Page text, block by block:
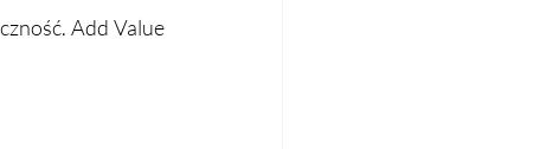
Add Value